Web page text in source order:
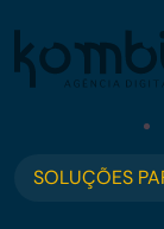
SOLUÇÕES